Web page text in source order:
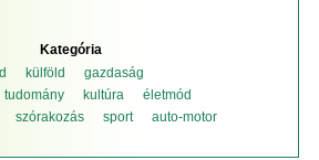
Kategória
külföld
gazdaság
tudomány kultúra
életmód
szórakozás sport
auto-motor